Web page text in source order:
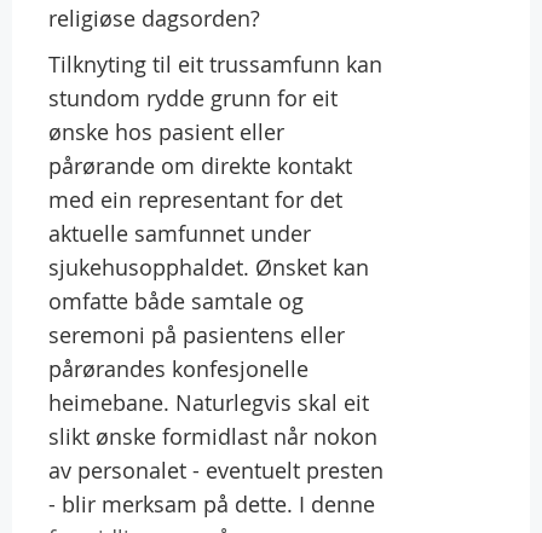
religiøse dagsorden?
Tilknyting til eit trussamfunn kan
stundom rydde grunn for eit
ønske hos pasient eller
pårørande om direkte kontakt
med ein representant for det
aktuelle samfunnet under
sjukehusopphaldet. Ønsket kan
omfatte både samtale og
seremoni på pasientens eller
pårørandes konfesjonelle
heimebane. Naturlegvis skal eit
slikt ønske formidlast når nokon
av personalet - eventuelt presten
- blir merksam på dette. I denne